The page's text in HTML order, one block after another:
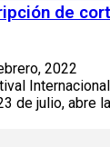
de
2022
de julio, abre